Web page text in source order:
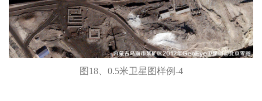
图18、0.5米卫星图样例-4